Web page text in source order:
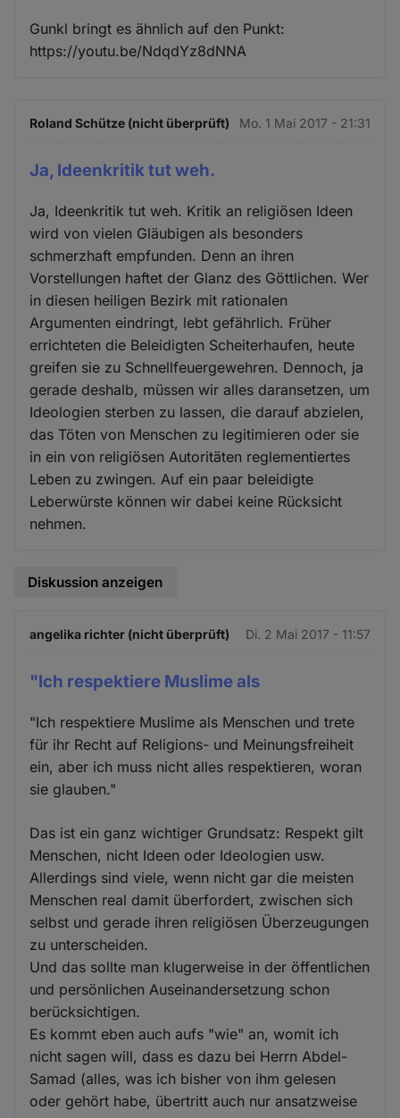
Gunkl bringt es ähnlich auf den Punkt:
https://youtu.be/NdqdYz8dNNA
Roland Schütze (nicht überprüft) Mo. 1 Mai 2017 - 21:31
Ja, Ideenkritik tut weh.
Ja, Ideenkritik tut weh. Kritik an religiösen Ideen
wird von vielen Gläubigen als besonders
schmerzhaft empfunden. Denn an ihren
Vorstellungen haftet der Glanz des Göttlichen. Wer
in diesen heiligen Bezirk mit rationalen
Argumenten eindringt, lebt gefährlich. Früher
errichteten die Beleidigten Scheiterhaufen, heute
greifen sie zu Schnellfeuergewehren. Dennoch, ja
gerade deshalb, müssen wir alles daransetzen, um
Ideologien sterben zu lassen, die darauf abzielen,
das Töten von Menschen zu legitimieren oder sie
in ein von religiösen Autoritäten reglementiertes
Leben zu zwingen. Auf ein paar beleidigte
Leberwürste können wir dabei keine Rücksicht
nehmen.
Diskussion anzeigen
angelika richter (nicht überprüft) Di. 2 Mai 2017 - 11:57
"Ich respektiere Muslime als
"Ich respektiere Muslime als Menschen und trete
für ihr Recht auf Religions- und Meinungsfreiheit
ein, aber ich muss nicht alles respektieren, woran
sie glauben."
Das ist ein ganz wichtiger Grundsatz: Respekt gilt
Menschen, nicht Ideen oder Ideologien usw.
Allerdings sind viele, wenn nicht gar die meisten
Menschen real damit überfordert, zwischen sich
selbst und gerade ihren religiösen Überzeugungen
zu unterscheiden.
Und das sollte man klugerweise in der öffentlichen
und persönlichen Auseinandersetzung schon
berücksichtigen.
Es kommt eben auch aufs "wie" an, womit ich
nicht sagen will, dass es dazu bei Herrn Abdel-
Samad (alles, was ich bisher von ihm gelesen
oder gehört habe, übertritt auch nur ansatzweise